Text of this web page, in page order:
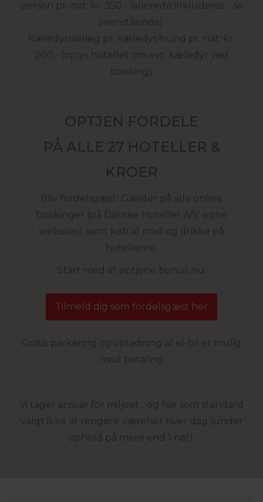
person pr. nat: kr. 350,- (allerede inkluderet - se
ovenstående)
Kæledyrstillæg pr. kæledyr/hund pr. nat: kr.
200,- (oplys hotellet om evt. kæledyr ved
booking)
OPTJEN FORDELE
PÅ ALLE 27 HOTELLER &
KROER
Bliv fordelsgæst! Gælder på alle online
bookinger (på Danske Hoteller A/S' egne
websites) samt køb af mad og drikke på
hotellerne.
Start med at optjene bonus nu:
Tilmeld dig som fordelsgæst her
Gratis parkering og opladning af el-bil er mulig
mod betaling
Vi tager ansvar for miljøet... og har som standard
valgt ikke at rengøre værelser hver dag (under
ophold på mere end 1 nat).